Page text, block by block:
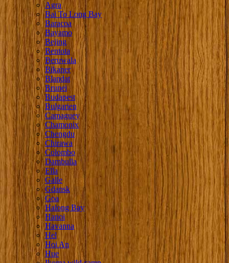
Agra
Bai To Long Bay
Baracoa
Bayamo
Bejing
Bentota
Beruwala
Bikaner
Blandat
Brunei
Budapest
Bulgarien
Camaguey
Chamonix
Chengdu
Chirawa
Colombo
Dambulla
Ella
Galle
Gdansk
Goa
Halong Bay
Hanoi
Havanna
Hel
Hoi An
Hue